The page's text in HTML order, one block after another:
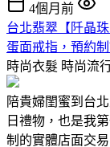
4個月前
台北翡翠【阡晶
蛋面戒指，預約制
時尚衣髮 時尚流
陪貴婦閨蜜到台
日禮物，也是我
制的實體店面交